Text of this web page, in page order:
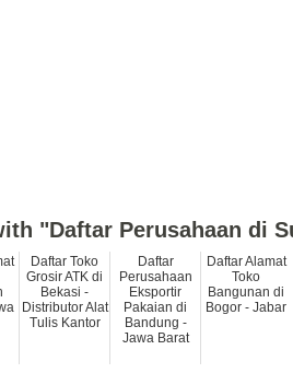
"Daftar Perusahaan di
Daftar Toko
Grosir ATK di
Bekasi -
Distributor Alat
Tulis Kantor
Daftar
Perusahaan
Eksportir
Pakaian di
Bandung -
Jawa Barat
Daftar Alamat
Toko
Bangunan di
Bogor - Jabar